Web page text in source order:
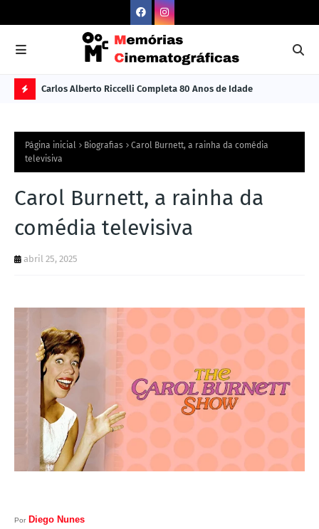
L
TI
M
A
O
Carlos Alberto Riccelli Completa 80 Anos de Idade
Página inicial Biografias
Carol Burnett, a rainha da comédia
televisiva
Carol Burnett, a rainha da
comédia televisiva
abril 25, 2025
Por Diego Nunes